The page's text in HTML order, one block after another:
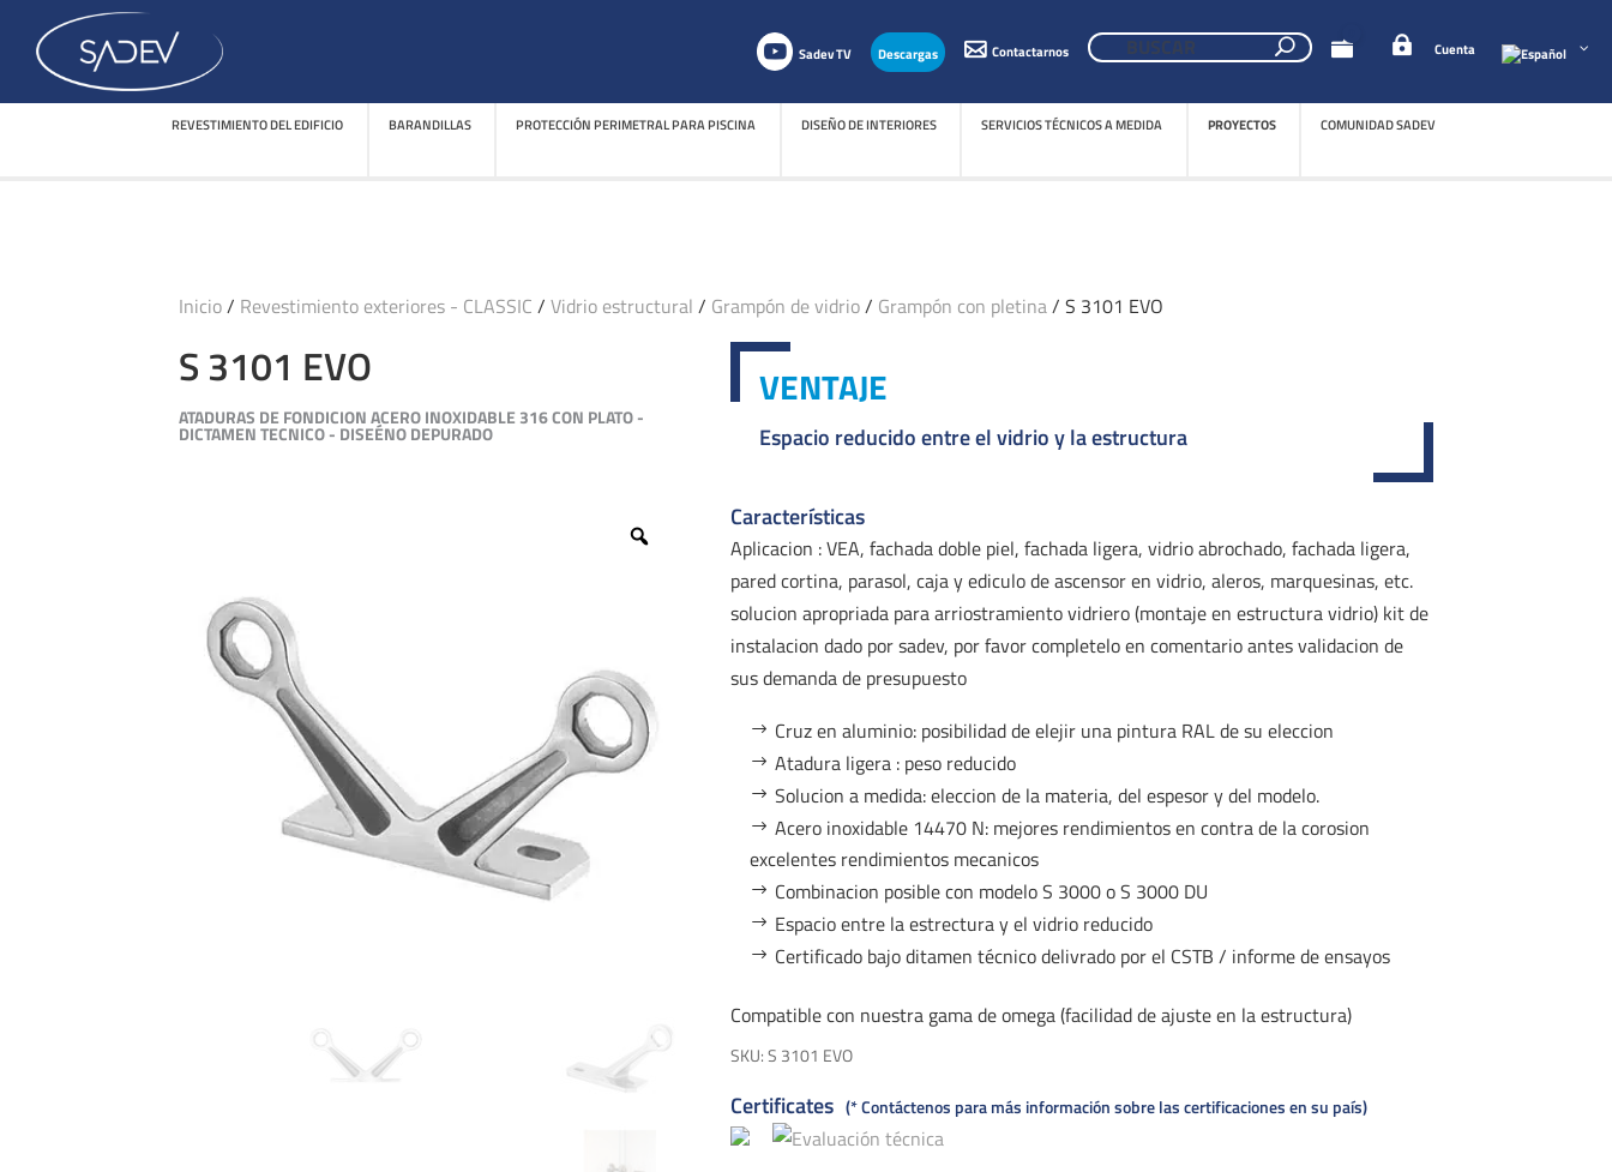
Sadev TV Descargas Contactarnos Cuenta
REVESTIMIENTO DEL EDIFICIO BARANDILLAS PROTECCIÓN PERIMETRAL PARA PISCINA DISEÑO DE INTERIORES SERVICIOS TÉCNICOS A MEDIDA PROYECTOS COMUNIDAD SADEV
Inicio/ Revestimiento exteriores - CLASSIC /Vidrio estructural / Grampón de vidrio/ Grampón con pletina/ S 3101 EVO
S 3101 EVO
ATADURAS DE FONDICION ACERO INOXIDABLE 316 CON PLATO -
DICTAMEN TECNICO - DISEÉNO DEPURADO
VENTAJE
Espacio reducido entre el vidrio y la estructura
Características
Aplicacion : VEA, fachada doble piel, fachada ligera, vidrio abrochado, fachada ligera,
pared cortina, parasol, caja y ediculo de ascensor en vidrio, aleros, marquesinas, etc.
solucion apropriada para arriostramiento vidriero (montaje en estructura vidrio) kit de
instalacion dado por sadev, por favor completelo en comentario antes validacion de
sus demanda de presupuesto
Cruz en aluminio: posibilidad de elejir una pintura RAL de su eleccion
Atadura ligera : peso reducido
Solucion a medida: eleccion de la materia, del espesor y del modelo.
Acero inoxidable 14470 N: mejores rendimientos en contra de la corosion
excelentes rendimientos mecanicos
Combinacion posible con modelo S 3000 o S 3000 DU
Espacio entre la estrectura y el vidrio reducido
Certificado bajo ditamen técnico delivrado por el CSTB / informe de ensayos
Compatible con nuestra gama de omega (facilidad de ajuste en la estructura)
SKU:S 3101 EVO
Certificates * Contáctenos para más información sobre las certificaciones en su país